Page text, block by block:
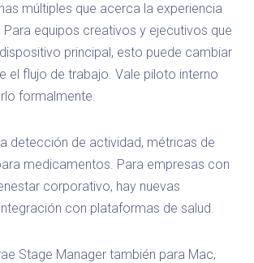
múltiples que acerca la experiencia
Para equipos creativos y ejecutivos que
principal, esto puede cambiar
el flujo de trabajo. Vale piloto interno
formalmente.
detección de actividad, métricas de
medicamentos. Para empresas con
corporativo, hay nuevas
con plataformas de salud.
Stage Manager también para Mac,